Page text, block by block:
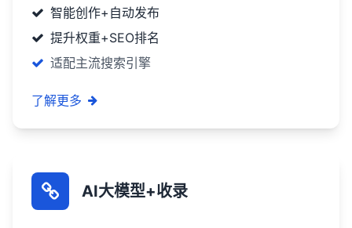
智能创作+自动发布
提升权重+SEO排名
适配主流搜索引擎
了解更多
AI大模型+收录